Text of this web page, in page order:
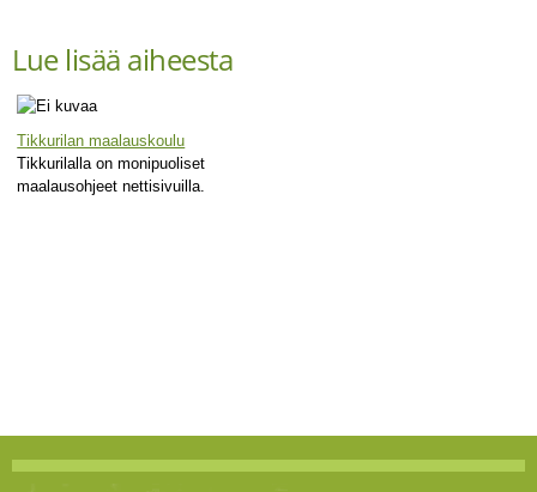
Lue lisää aiheesta
Tikkurilan maalauskoulu
Tikkurilalla on monipuoliset
maalausohjeet nettisivuilla.